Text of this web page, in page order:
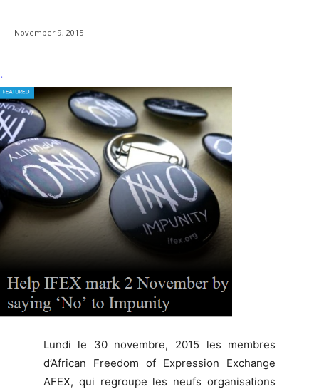
November 9, 2015
Lundi le 30 novembre, 2015 les membres
d’African Freedom of Expression Exchange
AFEX, qui regroupe les neufs organisations